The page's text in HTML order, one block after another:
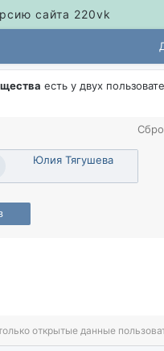
сайта 220vk
есть у двух
Юлия Тягушева
открытые данные